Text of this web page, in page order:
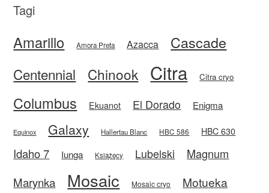
Tagi
Amarillo Amora Preta Azacca Cascade
Centennial Chinook Citra Citra cryo
Columbus Ekuanot El Dorado Enigma
Equinox Galaxy Hallertau Blanc HBC 586 HBC 630
Idaho 7 Iunga Książęcy Lubelski
Magnum
Marynka
Mosaic Mosaic cryo Motueka